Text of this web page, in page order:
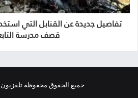
تفاصيل جديدة عن القنابل التي
قصف مدرسة
جميع الحقوق محفوظة تلفزيون